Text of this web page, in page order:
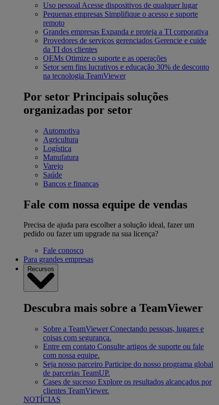
Uso pessoal Acesse dispositivos de qualquer lugar
Pequenas empresas Simplifique o acesso e suporte
remoto
Grandes empresas Expanda e proteja a TI corporativa
Provedores de serviços gerenciados Gerencie e cuide
da TI dos clientes
OEMs Otimize o suporte e as operações
Setor sem fins lucrativos e educação 30% de desconto
na tecnologia TeamViewer
Por setor Principais soluções
organizadas por setor
Automotiva
Agricultura
Logística
Manufatura
Varejo
Saúde
Bancos e finanças
Fale com nossa equipe de vendas
Precisa de ajuda para escolher a solução ideal, fazer um
pedido ou fazer um upgrade na sua licença?
Fale conosco
Para grandes empresas
Recursos
Descubra mais sobre a TeamViewer
Sobre a TeamViewer Conectando pessoas, lugares e
coisas com segurança.
Entre em contato Consulte artigos de suporte ou fale
com nossa equipe.
Seja nosso parceiro Participe do nosso programa global
de parcerias TeamUP.
Cases de sucesso Explore os resultados alcançados por
clientes TeamViewer.
NOTÍCIAS